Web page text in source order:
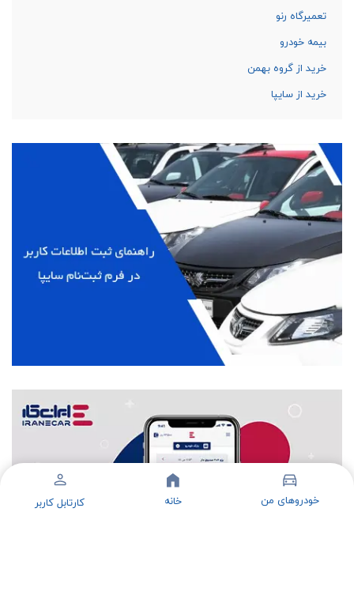
تعمیرگاه رنو
بیمه خودرو
خرید از گروه بهمن
خرید از سایپا
خودروهای من خانه کارتابل کاربر